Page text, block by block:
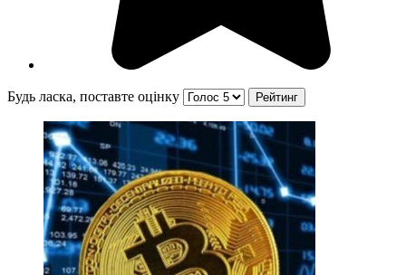
Будь ласка, поставте оцінку